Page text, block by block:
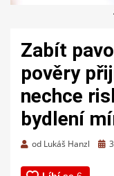
Zabít
pověry
nechce
bydlení
od Lukáš Hanzl